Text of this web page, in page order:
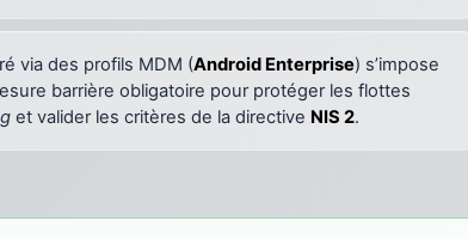
via des profils MDM (Android Enterprise) s’impose
barrière obligatoire pour protéger les flottes
et valider les critères de la directive NIS 2.